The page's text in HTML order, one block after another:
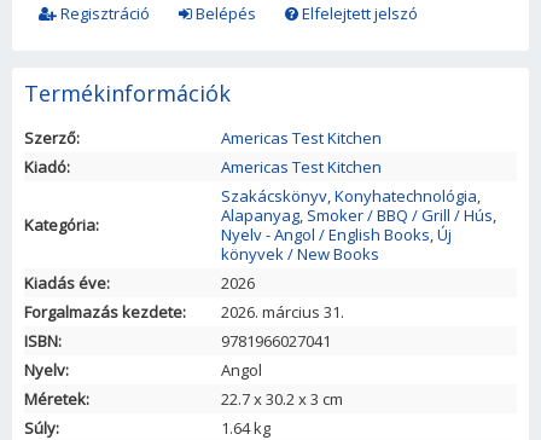
Regisztráció
Belépés Elfelejtett jelszó
Termékinformációk
Szerző:
Americas Test Kitchen
Kiadó:
Americas Test Kitchen
Kategória:
Szakácskönyv,Konyhatechnológia,
Alapanyag, Smoker / BBQ / Grill / Hús,
Nyelv - Angol / English Books,Új
könyvek / New Books
Kiadás éve:
2026
Forgalmazás kezdete:
2026. március 31.
ISBN:
9781966027041
Nyelv:
Angol
Méretek:
22.7x30.2x3 cm
Súly:
1.64 kg